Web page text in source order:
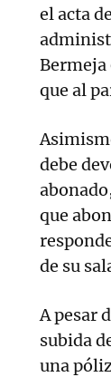
el acta
Bermeja
que al
debe
que
de su
A pesar
subida
una